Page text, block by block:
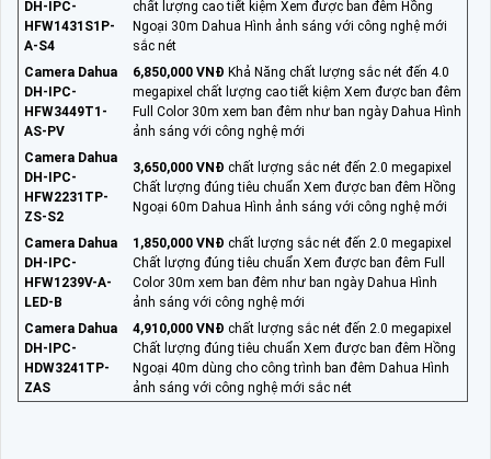
DH-IPC-
HFW1431S1P-
A-S4
chất lượng cao tiết kiệm Xem được ban đêm Hồng
Ngoại 30m Dahua Hình ảnh sáng với công nghệ mới
sắc nét
Camera Dahua
DH-IPC-
HFW3449T1-
AS-PV
6,850,000 VNĐ Khả Năng chất lượng sắc nét đến 4.0
megapixel chất lượng cao tiết kiệm Xem được ban đêm
Full Color 30m xem ban đêm như ban ngày Dahua Hình
ảnh sáng với công nghệ mới
Camera Dahua
DH-IPC-
HFW2231TP-
ZS-S2
3,650,000 VNĐ chất lượng sắc nét đến 2.0 megapixel
Chất lượng đúng tiêu chuẩn Xem được ban đêm Hồng
Ngoại 60m Dahua Hình ảnh sáng với công nghệ mới
Camera Dahua
DH-IPC-
HFW1239V-A-
LED-B
1,850,000 VNĐ chất lượng sắc nét đến 2.0 megapixel
Chất lượng đúng tiêu chuẩn Xem được ban đêm Full
Color 30m xem ban đêm như ban ngày Dahua Hình
ảnh sáng với công nghệ mới
Camera Dahua
DH-IPC-
HDW3241TP-
ZAS
4,910,000 VNĐ chất lượng sắc nét đến 2.0 megapixel
Chất lượng đúng tiêu chuẩn Xem được ban đêm Hồng
Ngoại 40m dùng cho công trình ban đêm Dahua Hình
ảnh sáng với công nghệ mới sắc nét